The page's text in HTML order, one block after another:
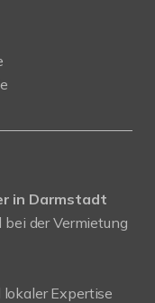
in Darmstadt
der Vermietung
Expertise